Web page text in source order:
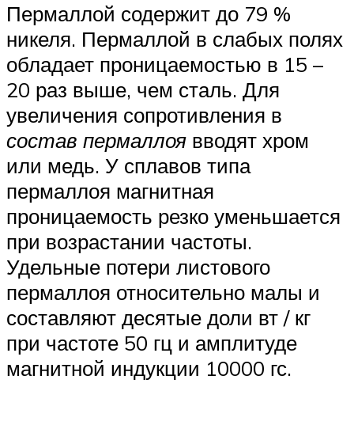
Пермаллой содержит до 79 %
никеля. Пермаллой в слабых полях
обладает проницаемостью в 15 –
20 раз выше, чем сталь. Для
увеличения сопротивления в
состав пермаллоя вводят хром
или медь. У сплавов типа
пермаллоя магнитная
проницаемость резко уменьшается
при возрастании частоты.
Удельные потери листового
пермаллоя относительно малы и
составляют десятые доли вт / кг
при частоте 50 гц и амплитуде
магнитной индукции 10000 гс.